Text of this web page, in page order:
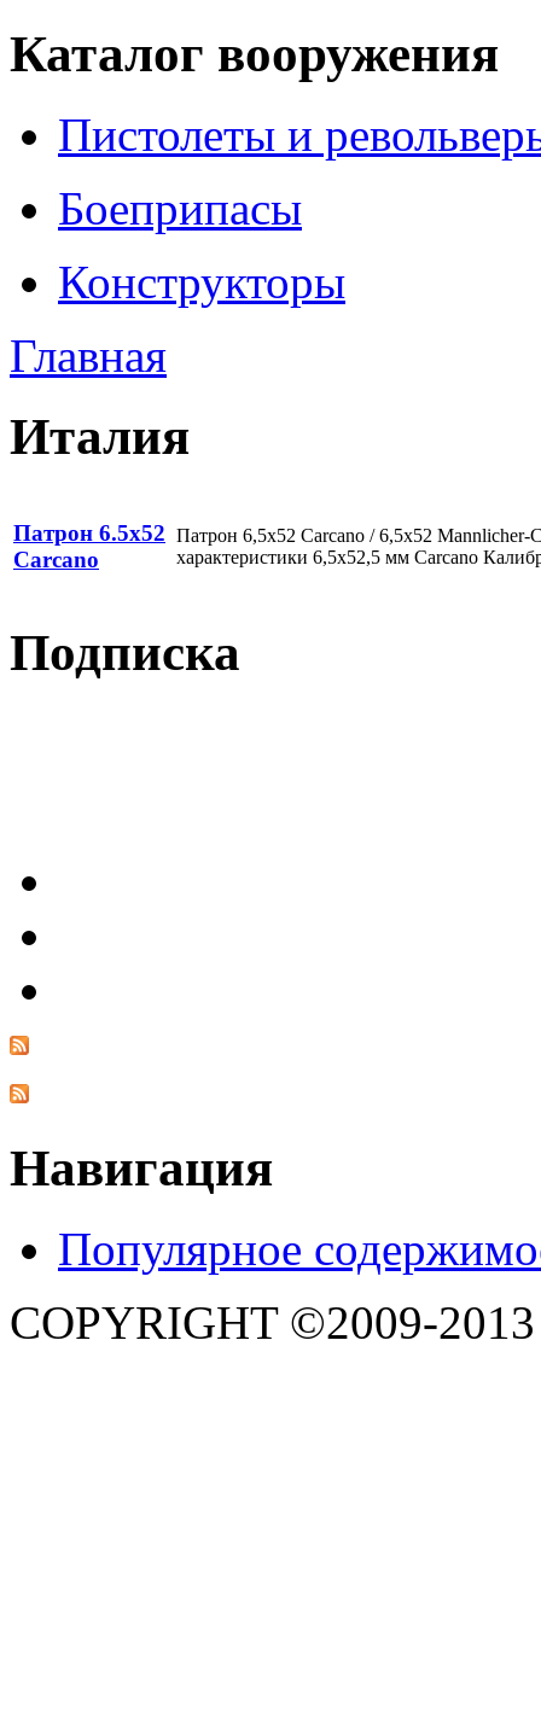
Каталог вооружения
Пистолеты и
Боеприпасы
Конструкторы
Главная
Италия
Патрон 6.5x52
Cаrсаnо
Патрон 6,5x52 Cаrсаnо / 6,5x52
характеристики 6,5x52,5 мм Carcano
Подписка
Навигация
Популярное
COPYRIGHT ©2009-